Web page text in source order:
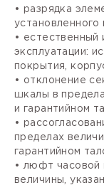
• разрядка
установленного
• естественный
эксплуатации:
покрытия,
• отклонение
шкалы в
и гарантийном
•
пределах
гарантийном
• люфт часовой
величины,